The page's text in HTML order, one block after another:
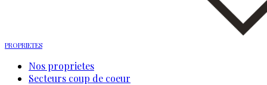
PROPRIETES
Nos proprietes
Secteurs coup de coeur